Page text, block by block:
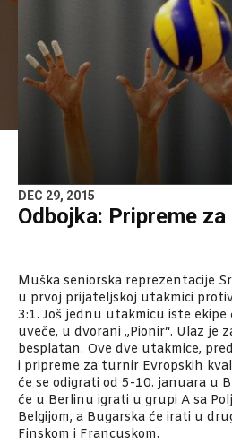
DEC 29, 2015
Odbojka: Pripreme za
Muška seniorska reprezentacije
u prvoj prijateljskoj utakmici
3:1. Još jednu utakmicu iste
uveče, u dvorani „Pionir“. Ulaz je
besplatan. Ove dve utakmice,
i pripreme za turnir Evropskih
će se odigrati od 5-10. januara u
će u Berlinu igrati u grupi A sa
Belgijom, a Bugarska će irati u
Finskom i Francuskom.